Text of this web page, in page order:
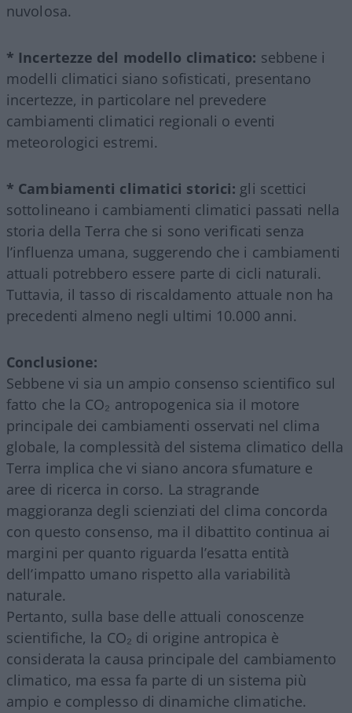
nuvolosa.
* Incertezze del modello climatico: sebbene i
modelli climatici siano sofisticati, presentano
incertezze, in particolare nel prevedere
cambiamenti climatici regionali o eventi
meteorologici estremi.
* Cambiamenti climatici storici: gli scettici
sottolineano i cambiamenti climatici passati nella
storia della Terra che si sono verificati senza
l’influenza umana, suggerendo che i cambiamenti
attuali potrebbero essere parte di cicli naturali.
Tuttavia, il tasso di riscaldamento attuale non ha
precedenti almeno negli ultimi 10.000 anni.
Conclusione:
Sebbene vi sia un ampio consenso scientifico sul
fatto che la CO₂ antropogenica sia il motore
principale dei cambiamenti osservati nel clima
globale, la complessità del sistema climatico della
Terra implica che vi siano ancora sfumature e
aree di ricerca in corso. La stragrande
maggioranza degli scienziati del clima concorda
con questo consenso, ma il dibattito continua ai
margini per quanto riguarda l’esatta entità
dell’impatto umano rispetto alla variabilità
naturale.
Pertanto, sulla base delle attuali conoscenze
scientifiche, la CO₂ di origine antropica è
considerata la causa principale del cambiamento
climatico, ma essa fa parte di un sistema più
ampio e complesso di dinamiche climatiche.